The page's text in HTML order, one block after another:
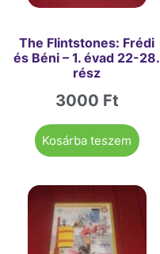
The Flintstones: Frédi
és Béni – 1. évad 22-28.
rész
3000 Ft
Kosárba teszem